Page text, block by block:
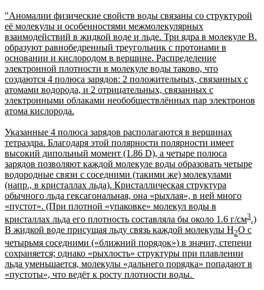
"Аномалии физические свойств воды связаны со структурой
её молекулы и особенностями межмолекулярных
взаимодействий в жидкой воде и льде. Три ядра в молекуле В.
образуют равнобедренный треугольник с протонами в
основании и кислородом в вершине. Распределение
электронной плотности в молекуле воды таково, что
создаются 4 полюса зарядов: 2 положительных, связанных с
атомами водорода, и 2 отрицательных, связанных с
электронными облаками необобществлённых пар электронов
атома кислорода.
Указанные 4 полюса зарядов располагаются в вершинах
тетраэдра. Благодаря этой полярности полярности имеет
высокий дипольный момент (1.86 D), а четыре полюса
зарядов позволяют каждой молекуле воды образовать четыре
водородные связи с соседними (такими же) молекулами
(напр., в кристаллах льда). Кристаллическая структура
обычного льда гексагональная, она «рыхлая», в ней много
«пустот». (При плотной «упаковке» молекул воды в
кристаллах льда его плотность составляла бы около 1.6 г/см3.)
В жидкой воде присущая льду связь каждой молекулы Н2О с
четырьмя соседними («ближний порядок») в значит, степени
сохраняется; однако «рыхлость» структуры при плавлении
льда уменьшается, молекулы «дальнего порядка» попадают в
«пустоты», что ведёт к росту плотности воды.